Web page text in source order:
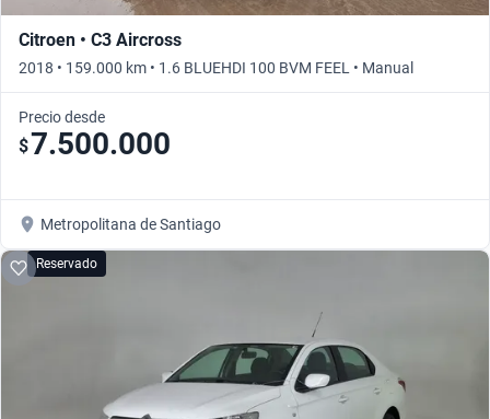
Citroen • C3 Aircross
2018 • 159.000 km • 1.6 BLUEHDI 100 BVM FEEL • Manual
Precio desde
$7.500.000
Metropolitana de Santiago
Reservado